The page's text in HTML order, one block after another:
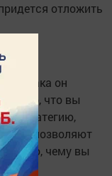
отложить
знака он
что вы
стратегию,
не позволяют
то, чему вы